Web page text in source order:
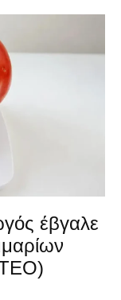
έβγαλε